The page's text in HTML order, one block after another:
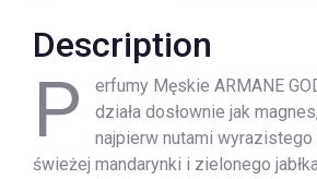
Description
P
erfumy Męskie ARMANE
działa dosłownie jak
najpierw nutami wyrazistego
świeżej mandarynki i zielonego